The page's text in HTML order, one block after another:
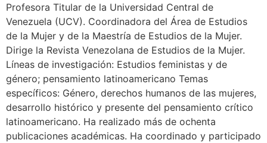
Profesora Titular de la Universidad Central de
Venezuela (UCV). Coordinadora del Área de Estudios
de la Mujer y de la Maestría de Estudios de la Mujer.
Dirige la Revista Venezolana de Estudios de la Mujer.
Líneas de investigación: Estudios feministas y de
género; pensamiento latinoamericano Temas
específicos: Género, derechos humanos de las mujeres,
desarrollo histórico y presente del pensamiento crítico
latinoamericano. Ha realizado más de ochenta
publicaciones académicas. Ha coordinado y participado